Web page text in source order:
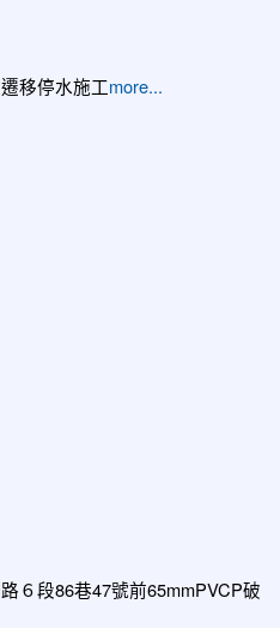
移停水施工more...
６段86巷47號前65mmPVCP破